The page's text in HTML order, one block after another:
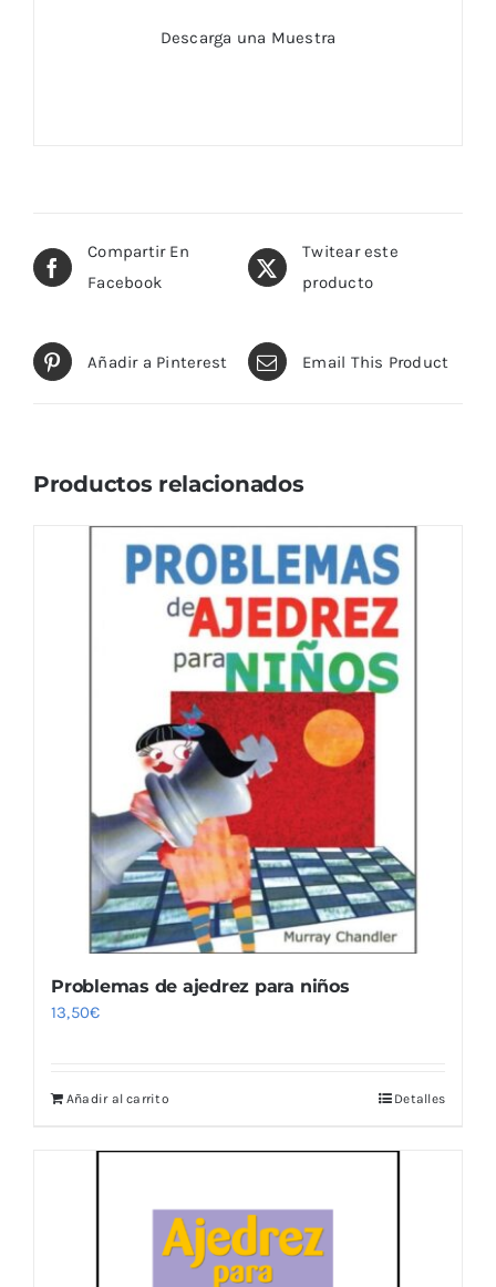
Descarga una Muestra
Compartir En
Facebook
Twitear este
producto
Añadir a Pinterest Email This Product
Productos relacionados
Problemas de ajedrez para niños
13,50€
Añadir al carrito Detalles